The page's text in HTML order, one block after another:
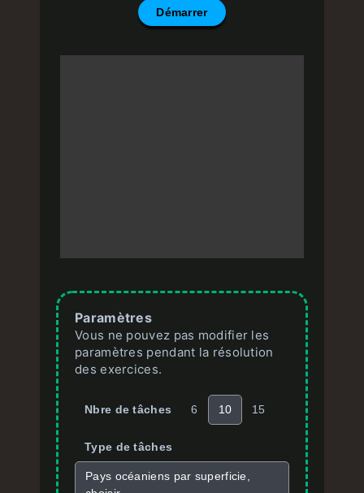
Démarrer
Paramètres
Vous ne pouvez pas modifier les
paramètres pendant la résolution
des exercices.
Nbre de tâches 6 10 15
Type de tâches
Pays océaniens par superficie,